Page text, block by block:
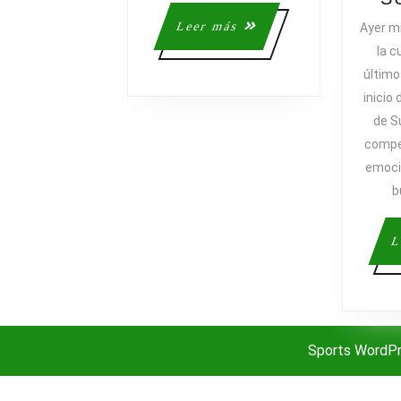
DE
CRUYFF
Leer más
Leer
más
Ayer
la
inicio
de
Sports